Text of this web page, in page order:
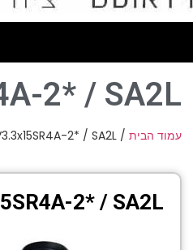
2* / SA2L
עמוד הבית /
2* / SA2L
2* / SA2L